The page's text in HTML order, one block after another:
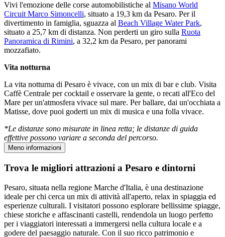
Vivi l'emozione delle corse automobilistiche al Misano World
Circuit Marco Simoncelli, situato a 19,3 km da Pesaro. Per il
divertimento in famiglia, sguazza al Beach Village Water Park,
situato a 25,7 km di distanza. Non perderti un giro sulla Ruota
Panoramica di Rimini, a 32,2 km da Pesaro, per panorami
mozzafiato.
Vita notturna
La vita notturna di Pesaro è vivace, con un mix di bar e club. Visita
Caffè Centrale per cocktail e osservare la gente, o recati all'Eco del
Mare per un'atmosfera vivace sul mare. Per ballare, dai un'occhiata a
Matisse, dove puoi goderti un mix di musica e una folla vivace.
*Le distanze sono misurate in linea retta; le distanze di guida
effettive possono variare a seconda del percorso.
Meno informazioni
Trova le migliori attrazioni a Pesaro e dintorni
Pesaro, situata nella regione Marche d'Italia, è una destinazione
ideale per chi cerca un mix di attività all'aperto, relax in spiaggia ed
esperienze culturali. I visitatori possono esplorare bellissime spiagge,
chiese storiche e affascinanti castelli, rendendola un luogo perfetto
per i viaggiatori interessati a immergersi nella cultura locale e a
godere del paesaggio naturale. Con il suo ricco patrimonio e